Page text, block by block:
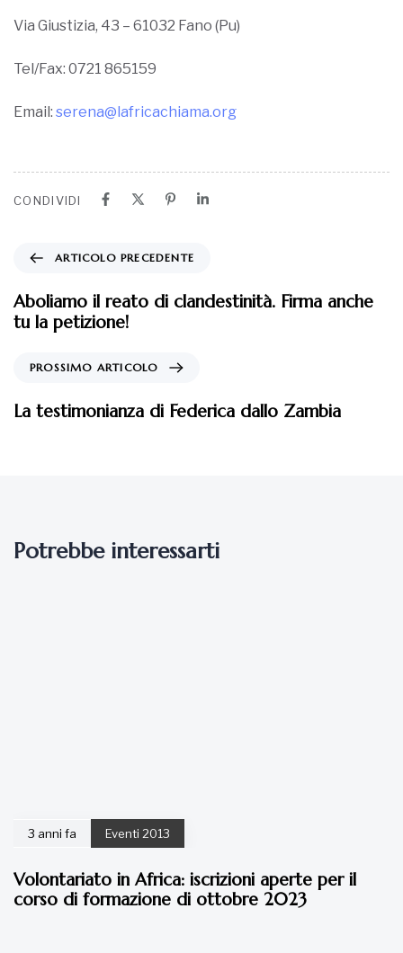
Via Giustizia, 43 – 61032 Fano (Pu)
Tel/Fax: 0721 865159
Email: serena@lafricachiama.org
CONDIVIDI
ARTICOLO PRECEDENTE
Aboliamo il reato di clandestinità. Firma anche
tu la petizione!
PROSSIMO ARTICOLO
La testimonianza di Federica dallo Zambia
Potrebbe interessarti
3 anni fa Eventi 2013
Volontariato in Africa: iscrizioni aperte per il
corso di formazione di ottobre 2023